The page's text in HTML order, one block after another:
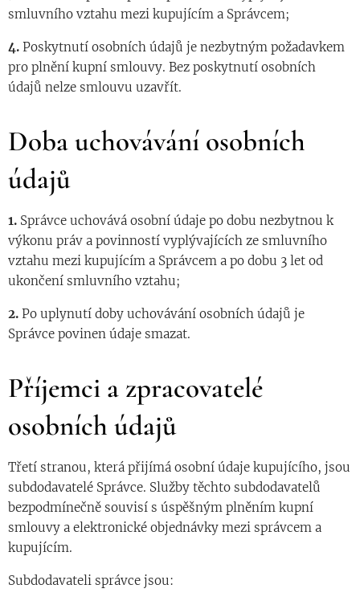
smluvního vztahu mezi kupujícím a Správcem;
4. Poskytnutí osobních údajů je nezbytným požadavkem
pro plnění kupní smlouvy. Bez poskytnutí osobních
údajů nelze smlouvu uzavřít.
Doba uchovávání osobních
údajů
1. Správce uchovává osobní údaje po dobu nezbytnou k
výkonu práv a povinností vyplývajících ze smluvního
vztahu mezi kupujícím a Správcem a po dobu 3 let od
ukončení smluvního vztahu;
2. Po uplynutí doby uchovávání osobních údajů je
Správce povinen údaje smazat.
Příjemci a zpracovatelé
osobních údajů
Třetí stranou, která přijímá osobní údaje kupujícího, jsou
subdodavatelé Správce. Služby těchto subdodavatelů
bezpodmínečně souvisí s úspěšným plněním kupní
smlouvy a elektronické objednávky mezi správcem a
kupujícím.
Subdodavateli správce jsou: